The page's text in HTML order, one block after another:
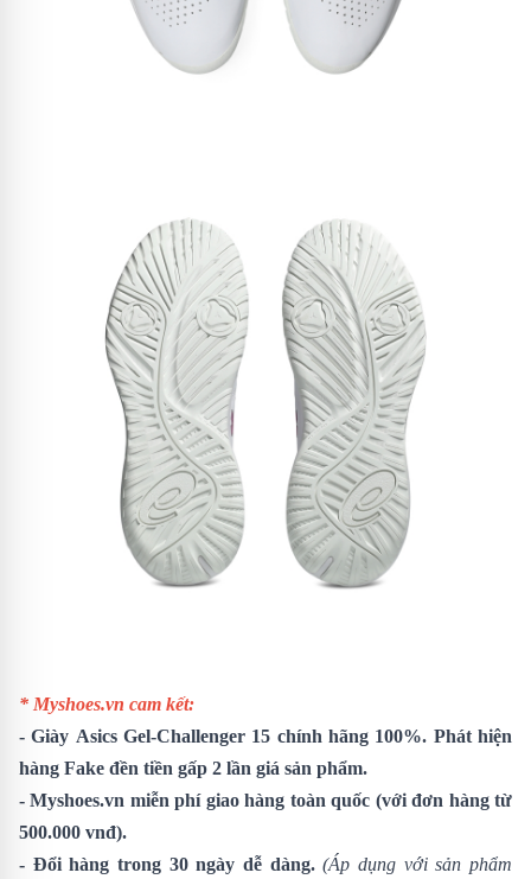
* Myshoes.vn cam kết:
-Giày Asics Gel-Challenger 15 chính hãng 100%. Phát hiện
hàng Fake đền tiền gấp 2 lần giá sản phẩm.
- Myshoes.vn miễn phí giao hàng toàn quốc (với đơn hàng từ
500.000 vnđ).
- Đổi hàng trong 30 ngày dễ dàng.(Áp dụng với sản phẩm